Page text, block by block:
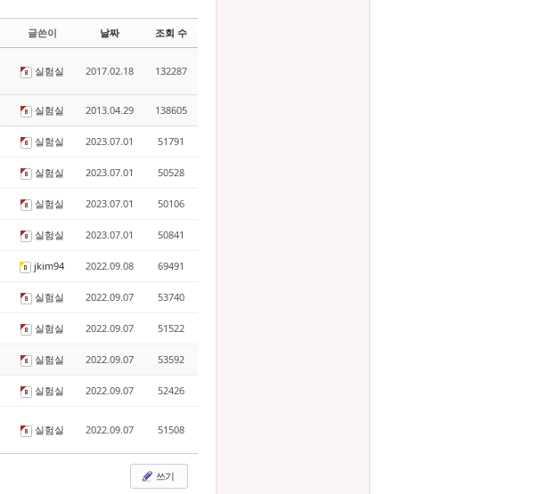
글쓴이 날짜 조회 수
실험실 2017.02.18 132287
실험실 2013.04.29 138605
실험실 2023.07.01 51791
실험실 2023.07.01 50528
실험실 2023.07.01 50106
실험실 2023.07.01 50841
jkim94 2022.09.08 69491
실험실 2022.09.07 53740
실험실 2022.09.07 51522
실험실 2022.09.07 53592
실험실 2022.09.07 52426
실험실 2022.09.07 51508
쓰기